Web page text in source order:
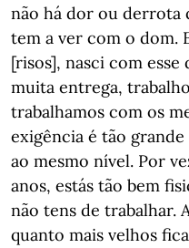
não há dor ou derrota
tem a ver com o dom.
[risos], nasci com
muita entrega,
trabalhamos com os
exigência é tão
ao mesmo nível. Por
anos, estás tão bem
não tens de trabalhar.
quanto mais velhos